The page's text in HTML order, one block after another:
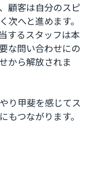
顧客は自分のスピ
次へと進めます。
するスタッフは本
な問い合わせにの
から解放されま
り甲斐を感じてス
もつながります。